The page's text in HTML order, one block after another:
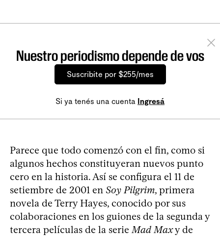
Nuestro periodismo depende de vos
Suscribite por $255/mes
Si ya tenés una cuenta Ingresá
Parece que todo comenzó con el fin, como si
algunos hechos constituyeran nuevos punto
cero en la historia. Así se configura el 11 de
setiembre de 2001 en Soy Pilgrim, primera
novela de Terry Hayes, conocido por sus
colaboraciones en los guiones de la segunda y
tercera películas de la serieMad Maxy de